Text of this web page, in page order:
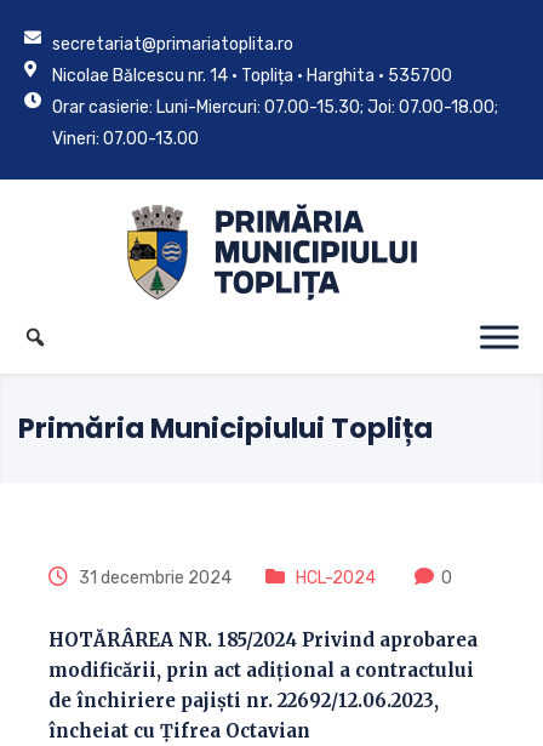
secretariat@primariatoplita.ro
Nicolae Bălcescu nr. 14 • Toplița • Harghita • 535700
Orar casierie: Luni-Miercuri: 07.00-15.30; Joi: 07.00-18.00;
Vineri: 07.00-13.00
Primăria Municipiului Toplița
31 decembrie 2024 HCL-2024 0
HOTĂRÂREA NR. 185/2024 Privind aprobarea
modificării, prin act adițional a contractului
de închiriere pajiști nr. 22692/12.06.2023,
încheiat cu Țifrea Octavian